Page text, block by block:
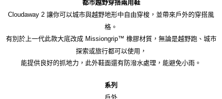
都市越野穿搭兩用鞋
Cloudaway 2 讓你可以城市與越野地形中自由穿梭，並帶來戶外的穿搭風
格。
有別於上一代此款大底改成 Missiongrip™ 橡膠材質，無論是越野跑、城市
探索或旅行都可以使用，
能提供良好的抓地力，此外鞋面還有防潑水處理，能避免小雨。
系列
戶外